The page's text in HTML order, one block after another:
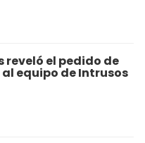
reveló el pedido de
equipo de Intrusos